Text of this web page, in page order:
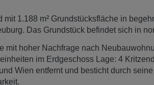
mit 1.188 m² Grundstücksfläche in
Das Grundstück befindet sich in
mit hoher Nachfrage nach
im Erdgeschoss Lage: 4
Wien entfernt und besticht durch